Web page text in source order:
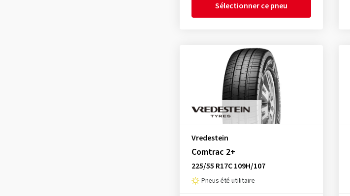
Sélectionner ce pneu
Vredestein
Comtrac 2+
225/55 R17C 109H/107
Pneus été utilitaire